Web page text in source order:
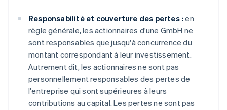
Responsabilité et couverture des pertes : en
règle générale, les actionnaires d'une GmbH ne
sont responsables que jusqu'à concurrence du
montant correspondant à leur investissement.
Autrement dit, les actionnaires ne sont pas
personnellement responsables des pertes de
l'entreprise qui sont supérieures à leurs
contributions au capital. Les pertes ne sont pas